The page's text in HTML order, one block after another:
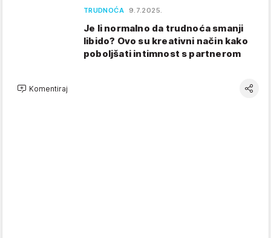
TRUDNOĆA 9.7.2025.
Je li normalno da trudnoća smanji
libido? Ovo su kreativni način kako
poboljšati intimnost s partnerom
Komentiraj